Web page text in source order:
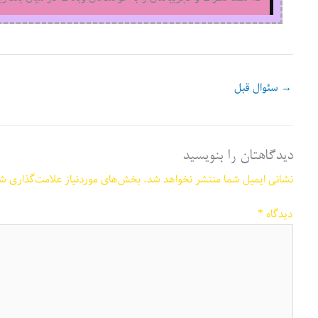
→ سئوال قبل
دیدگاهتان را بنویسید
نشانی ایمیل شما منتشر نخواهد شد.بخش‌های موردنیاز علامت‌گذاری
دیدگاه*